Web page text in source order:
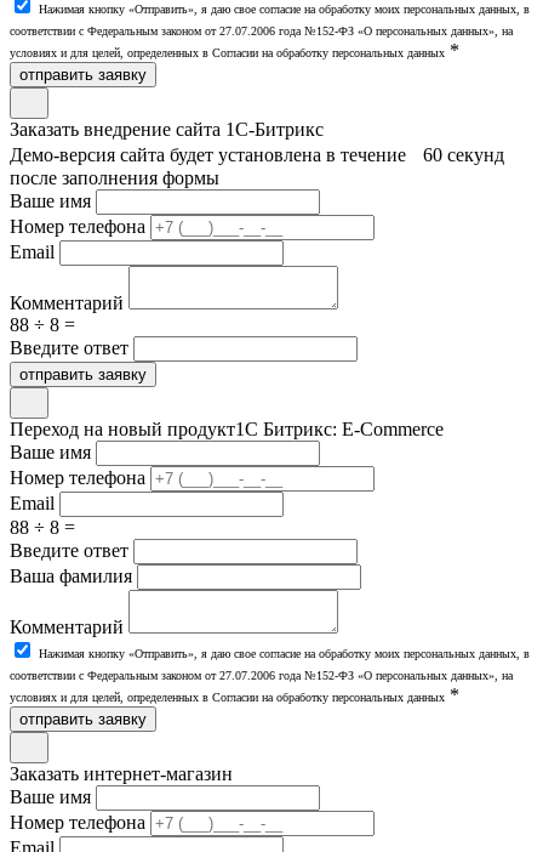
Нажимая кнопку «Отправить», я даю свое согласие на обработку моих персональных данных, в
соответствии с Федеральным законом от 27.07.2006 года №152-ФЗ «О персональных данных», на
условиях и для целей, определенных в Согласии на обработку персональных данных *
отправить заявку
Заказать внедрение сайта 1С-Битрикс
Демо-версия сайта будет установлена в течение 60 секунд
после заполнения формы
Ваше имя
Номер телефона
Email
Комментарий
88 ÷ 8 =
Введите ответ
отправить заявку
Переход на новый продукт1С Битрикс: E-Commerce
Ваше имя
Номер телефона
Email
88 ÷ 8 =
Введите ответ
Ваша фамилия
Комментарий
Нажимая кнопку «Отправить», я даю свое согласие на обработку моих персональных данных, в
соответствии с Федеральным законом от 27.07.2006 года №152-ФЗ «О персональных данных», на
условиях и для целей, определенных в Согласии на обработку персональных данных *
отправить заявку
Заказать интернет-магазин
Ваше имя
Номер телефона
Email